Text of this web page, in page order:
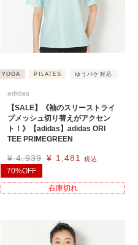
YOGA PILATES ゆうパケ対応
adidas
【SALE】《袖のスリーストライ
プメッシュ切り替えがアクセン
ト！》【adidas】adidas ORI
TEE PRIMEGREEN
¥ 4,939 ¥ 1,481 税込
70%OFF
在庫切れ